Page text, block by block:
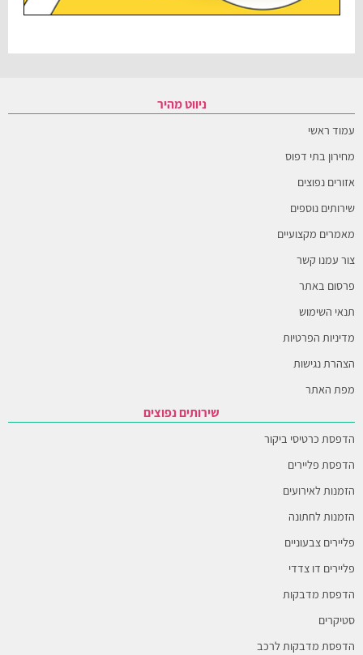
ניווט מהיר
עמוד ראשי
מחירון בתי דפוס
אזורים נפוצים
שירותים נוספים
מאמרים מקצועיים
צור עמנו קשר
פרסום באתר
תנאי השימוש
מדיניות הפרטיות
הצהרת נגישות
מפת האתר
שירותים נפוצים
הדפסת כרטיסי ביקור
הדפסת פליירים
הזמנות לאירועים
הזמנות לחתונה
פליירים צבעוניים
פליירים דו צדדי
הדפסת מדבקות
סטיקרים
הדפסת מדבקות לרכב